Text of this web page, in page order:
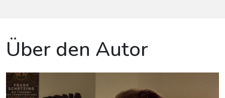
Über den Autor